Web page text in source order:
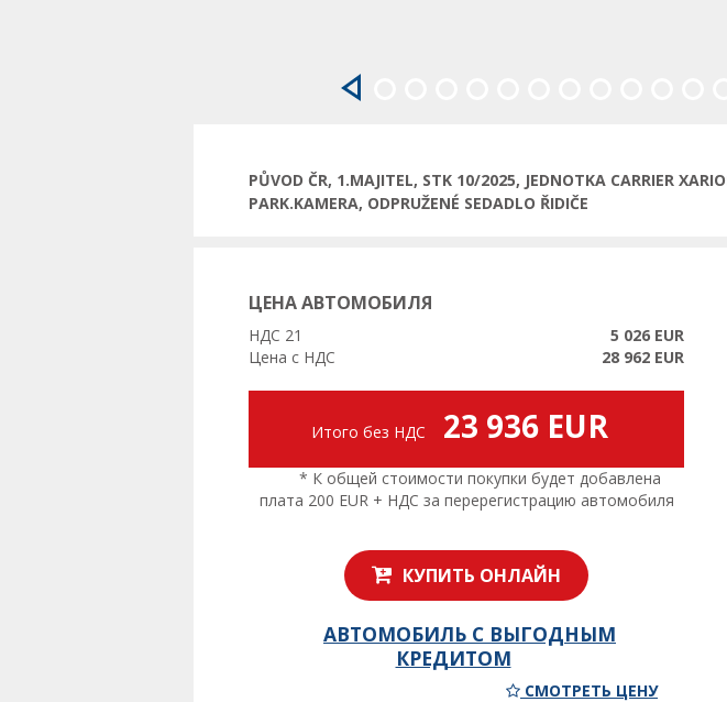
PŮVOD ČR, 1.MAJITEL, STK 10/2025, JEDNOTKA CARRIER
PARK.KAMERA, ODPRUŽENÉ SEDADLO ŘIDIČE
ЦЕНА АВТОМОБИЛЯ
НДС 21
5 026 EUR
Цена с НДС
28 962 EUR
Итого без НДС 23 936 EUR
* К общей стоимости покупки будет добавлена
плата 200 EUR + НДС за перерегистрацию автомобиля
КУПИТЬ ОНЛАЙН
АВТОМОБИЛЬ С ВЫГОДНЫМ
КРЕДИТОМ
СМОТРЕТЬ ЦЕНУ